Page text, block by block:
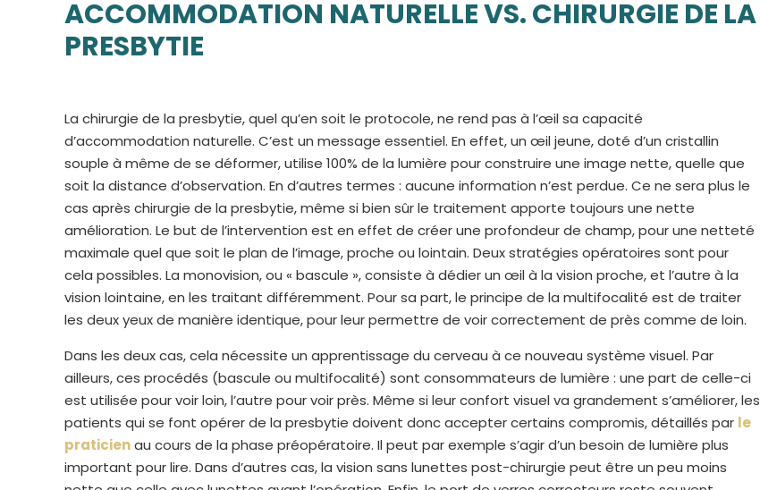
ACCOMMODATION NATURELLE VS. CHIRURGIE DE LA
PRESBYTIE
La chirurgie de la presbytie, quel qu’en soit le protocole, ne rend pas à l’œil sa capacité
d’accommodation naturelle. C’est un message essentiel. En effet, un œil jeune, doté d’un cristallin
souple à même de se déformer, utilise 100% de la lumière pour construire une image nette, quelle que
soit la distance d’observation. En d’autres termes : aucune information n’est perdue. Ce ne sera plus le
cas après chirurgie de la presbytie, même si bien sûr le traitement apporte toujours une nette
amélioration. Le but de l’intervention est en effet de créer une profondeur de champ, pour une netteté
maximale quel que soit le plan de l’image, proche ou lointain. Deux stratégies opératoires sont pour
cela possibles. La monovision, ou « bascule », consiste à dédier un œil à la vision proche, et l’autre à la
vision lointaine, en les traitant différemment. Pour sa part, le principe de la multifocalité est de traiter
les deux yeux de manière identique, pour leur permettre de voir correctement de près comme de loin.
Dans les deux cas, cela nécessite un apprentissage du cerveau à ce nouveau système visuel. Par
ailleurs, ces procédés (bascule ou multifocalité) sont consommateurs de lumière : une part de celle-ci
est utilisée pour voir loin, l’autre pour voir près. Même si leur confort visuel va grandement s’améliorer, les
patients qui se font opérer de la presbytie doivent donc accepter certains compromis, détaillés par le
praticienau cours de la phase préopératoire. Il peut par exemple s’agir d’un besoin de lumière plus
important pour lire. Dans d’autres cas, la vision sans lunettes post-chirurgie peut être un peu moins